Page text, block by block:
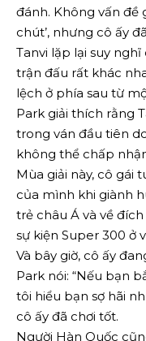
đánh. Không vấn đề
chút’, nhưng cô ấy
Tanvi lặp lại suy
trận đấu rất khác
lệch ở phía sau từ
Park giải thích rằng
trong ván đầu tiên
không thể chấp
Mùa giải này, cô gái
của mình khi giành
trẻ châu Á và về
sự kiện Super 300 ở
Và bây giờ, cô ấy
Park nói: “Nếu bạn
tôi hiểu bạn sợ hãi
cô ấy đã chơi tốt.
Người Hàn Quốc